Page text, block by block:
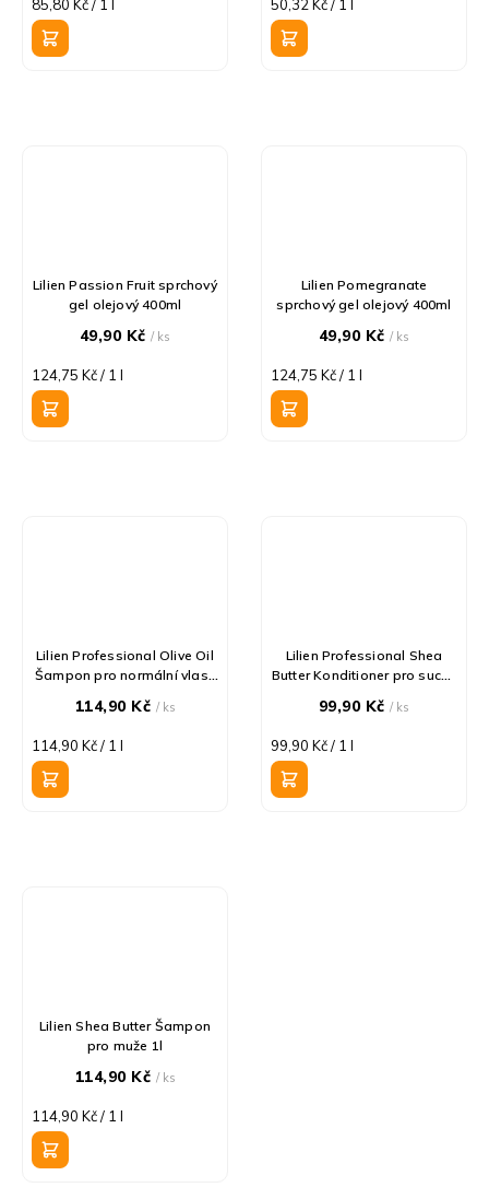
cena:
85,80 Kč / 1 l
cena:
50,32 Kč / 1 l
Lilien Passion Fruit sprchový
gel olejový 400ml
49,90 Kč/ ks
Měrná
cena:
124,75 Kč / 1 l
Lilien Pomegranate
sprchový gel olejový 400ml
49,90 Kč/ ks
Měrná
cena:
124,75 Kč / 1 l
Lilien Professional Olive Oil
Šampon pro normální vlasy
114,90 Kč / ks
Měrná
cena:
114,90 Kč / 1 l
Lilien Professional Shea
Butter Konditioner pro suché
99,90 Kč/ ks
Měrná
cena:
99,90 Kč / 1 l
Lilien Shea Butter Šampon
pro muže 1l
114,90 Kč / ks
Měrná
cena:
114,90 Kč / 1 l